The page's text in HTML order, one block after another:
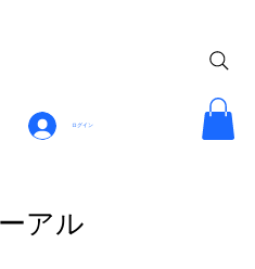
ログイン
アル